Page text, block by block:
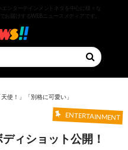
ンターテインメントネタを中心に様々な
お届けするWEBニュースメディアです。
使！」「別格に可愛い」
ENTERTAINMENT
ィショット公開！